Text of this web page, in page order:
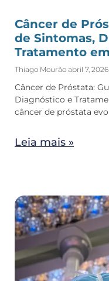
Câncer de
de Sintomas,
Tratamento
Thiago Mourão abril 7, 2026
Câncer de Próstata:
Diagnóstico e
câncer de próstata
Leia mais »